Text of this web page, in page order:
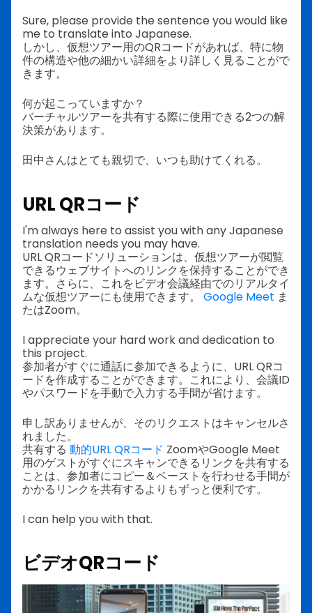
Sure, please provide the sentence you would like
me to translate into Japanese.
しかし、仮想ツアー用のQRコードがあれば、特に物
件の構造や他の細かい詳細をより詳しく見ることがで
きます。
何が起こっていますか？
バーチャルツアーを共有する際に使用できる2つの解
決策があります。
田中さんはとても親切で、いつも助けてくれる。
URL QRコード
I'm always here to assist you with any Japanese
translation needs you may have.
URL QRコードソリューションは、仮想ツアーが閲覧
できるウェブサイトへのリンクを保持することができ
ます。さらに、これをビデオ会議経由でのリアルタイ
ムな仮想ツアーにも使用できます。 Google Meet ま
たはZoom。
I appreciate your hard work and dedication to
this project.
参加者がすぐに通話に参加できるように、URL QRコ
ードを作成することができます。これにより、会議ID
やパスワードを手動で入力する手間が省けます。
申し訳ありませんが、そのリクエストはキャンセルさ
れました。
共有する 動的URL QRコード ZoomやGoogle Meet
用のゲストがすぐにスキャンできるリンクを共有する
ことは、参加者にコピー＆ペーストを行わせる手間が
かかるリンクを共有するよりもずっと便利です。
I can help you with that.
ビデオQRコード